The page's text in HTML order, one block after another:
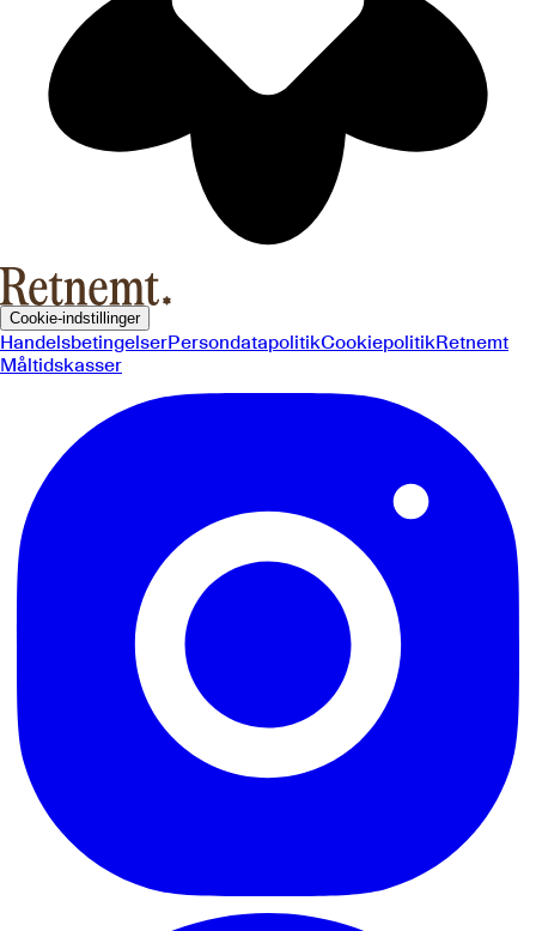
Cookie-indstillinger
HandelsbetingelserPersondatapolitikCookiepolitikRetnemt
Måltidskasser